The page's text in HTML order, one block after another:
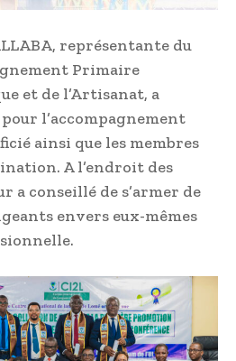
représentante du
Primaire
et de l’Artisanat, a
l’accompagnement
ainsi que les membres
A l’endroit des
a conseillé de s’armer de
envers eux-mêmes